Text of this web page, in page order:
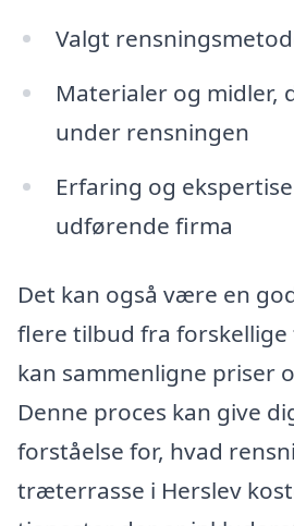
Valgt
Materialer og midler,
under rensningen
Erfaring og
udførende firma
Det kan også være en
flere tilbud fra forskellige
kan sammenligne priser
Denne proces kan give
forståelse for, hvad
træterrasse i Herslev